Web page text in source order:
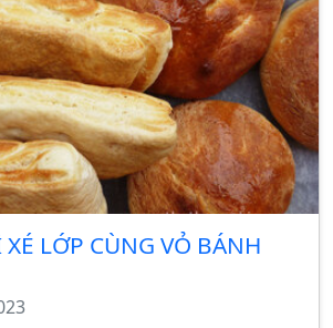
LỚP CÙNG VỎ BÁNH